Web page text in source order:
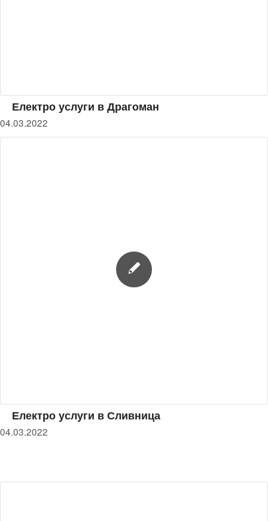
Електро услуги в Драгоман
04.03.2022
Електро услуги в Сливница
04.03.2022